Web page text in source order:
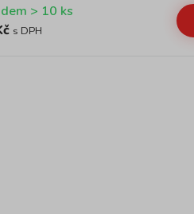
Skladem > 10 ks
s DPH